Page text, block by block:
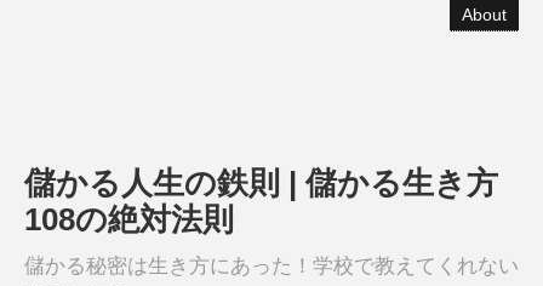
About
儲かる人生の鉄則 | 儲かる生き方
108の絶対法則
儲かる秘密は生き方にあった！学校で教えてくれない